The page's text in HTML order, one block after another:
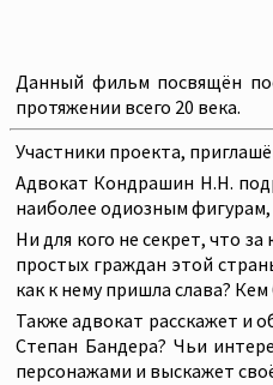
Данный фильм посвящён
протяжении всего 20 века.
Участники проекта,
Адвокат Кондрашин Н.Н.
наиболее одиозным
Ни для кого не секрет, что
простых граждан этой
как к нему пришла слава?
Также адвокат расскажет и
Степан Бандера? Чьи
персонажами и выскажет